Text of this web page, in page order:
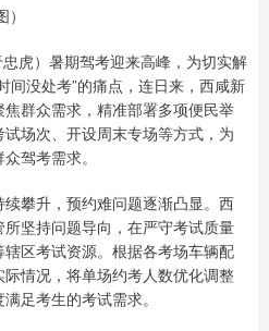
虎）暑期驾考迎来高峰，为切实解
间没处考”的痛点，连日来，西咸新
群众需求，精准部署多项便民举
场次、开设周末专场等方式，为
驾考需求。
攀升，预约难问题逐渐凸显。西
坚持问题导向，在严守考试质量
区考试资源。根据各考场车辆配
情况，将单场约考人数优化调整
足考生的考试需求。